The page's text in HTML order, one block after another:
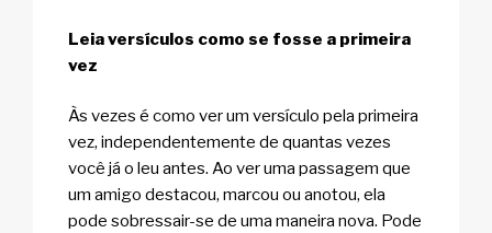
Leia versículos como se fosse a primeira
vez
Às vezes é como ver um versículo pela primeira
vez, independentemente de quantas vezes
você já o leu antes. Ao ver uma passagem que
um amigo destacou, marcou ou anotou, ela
pode sobressair-se de uma maneira nova. Pode